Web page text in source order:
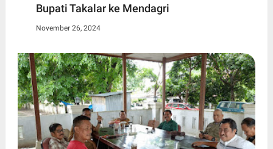
Bupati Takalar ke Mendagri
November 26, 2024